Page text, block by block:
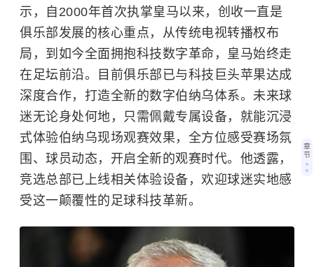
示，自2000年首次执掌皇马以来，创收一直是
俱乐部发展的核心重点，从传统电视转播权布
局，到如今全面拥抱科技数字革命，皇马始终走
在足坛前沿。目前俱乐部已与科技巨头苹果达成
深度合作，打造全新的数字伯纳乌体系。未来球
迷无论身处何地，只需佩戴专属设备，就能沉浸
式体验伯纳乌现场观赛效果，全方位感受赛场氛
围、球员动态，开启全新的观赛时代。他透露，
竞选总部已上线相关体验设备，欢迎球迷实地感
受这一颠覆性的足球科技革新。
章
节